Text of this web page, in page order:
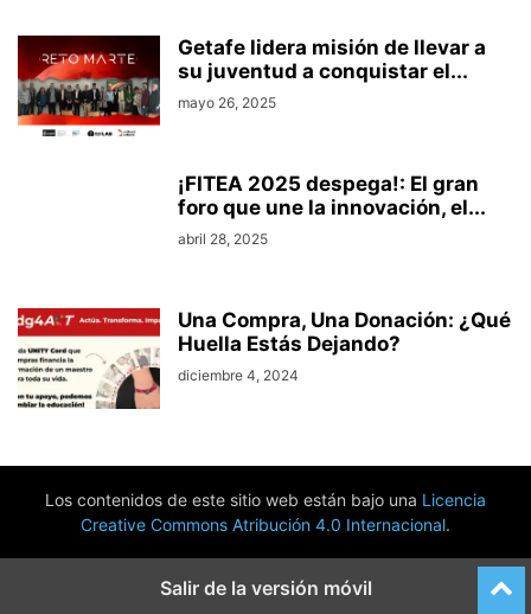
Getafe lidera misión de llevar a
su juventud a conquistar el...
mayo 26, 2025
¡FITEA 2025 despega!: El gran
foro que une la innovación, el...
abril 28, 2025
Una Compra, Una Donación: ¿Qué
Huella Estás Dejando?
diciembre 4, 2024
Los contenidos de este sitio web están bajo una Licencia
Creative Commons Atribución 4.0 Internacional.
Salir de la versión móvil